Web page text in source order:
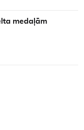
medaļām